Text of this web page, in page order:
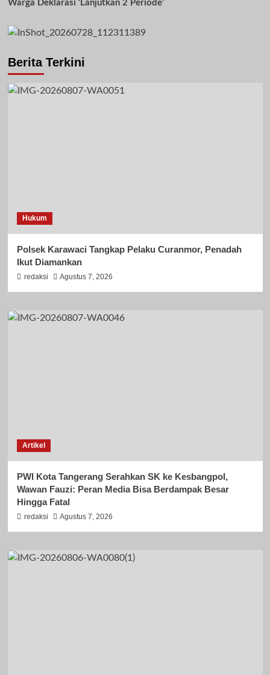
Warga Deklarasi ‘Lanjutkan 2 Periode’
Berita Terkini
Hukum
Polsek Karawaci Tangkap Pelaku Curanmor, Penadah
Ikut Diamankan
redaksi Agustus 7, 2026
Artikel
PWI Kota Tangerang Serahkan SK ke Kesbangpol,
Wawan Fauzi: Peran Media Bisa Berdampak Besar
Hingga Fatal
redaksi Agustus 7, 2026